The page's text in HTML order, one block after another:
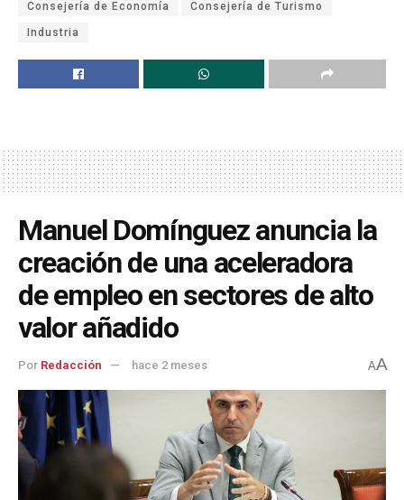
Consejería de Economía Consejería de Turismo
Industria
Manuel Domínguez anuncia la
creación de una aceleradora
de empleo en sectores de alto
valor añadido
Por Redacción hace 2 meses AA